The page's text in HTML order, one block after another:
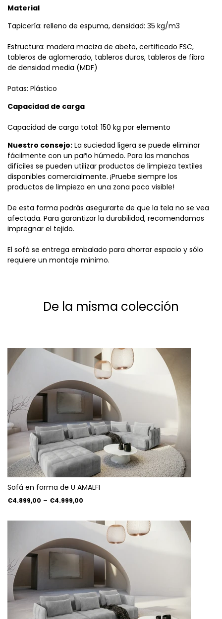
Material
Tapicería: relleno de espuma, densidad: 35 kg/m3
Estructura: madera maciza de abeto, certificado FSC,
tableros de aglomerado, tableros duros, tableros de fibra
de densidad media (MDF)
Patas: Plástico
Capacidad de carga
Capacidad de carga total: 150 kg por elemento
Nuestro consejo: La suciedad ligera se puede eliminar
fácilmente con un paño húmedo. Para las manchas
difíciles se pueden utilizar productos de limpieza textiles
disponibles comercialmente. ¡Pruebe siempre los
productos de limpieza en una zona poco visible!
De esta forma podrás asegurarte de que la tela no se vea
afectada. Para garantizar la durabilidad, recomendamos
impregnar el tejido.
El sofá se entrega embalado para ahorrar espacio y sólo
requiere un montaje mínimo.
De la misma colección
Sofá en forma de U AMALFI
€4.899,00 – €4.999,00